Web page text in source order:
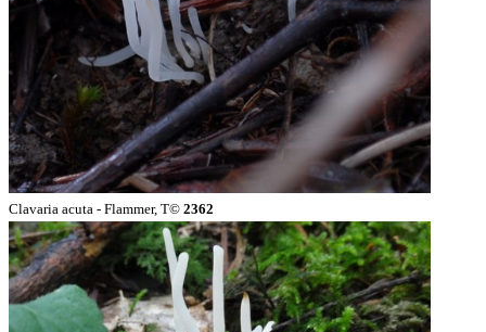
Clavaria acuta - Flammer, T© 2362